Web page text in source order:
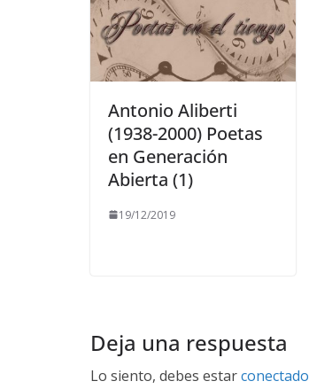
Antonio Aliberti
(1938-2000) Poetas
en Generación
Abierta (1)
19/12/2019
Deja una respuesta
Lo siento, debes estarconectado